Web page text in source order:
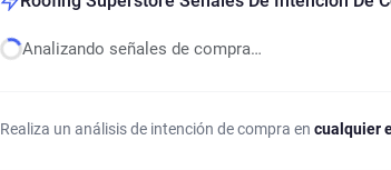
Analizando señales de compra…
Realiza un análisis de intención de compra en cualquier